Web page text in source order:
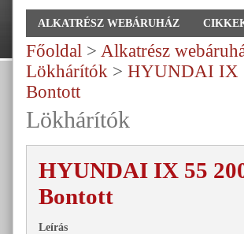
ALKATRÉSZ WEBÁRUHÁZ
Főoldal > Alkatrész
Lökhárítók > HYUNDAI IX
Bontott
Lökhárítók
HYUNDAI IX 55
Bontott
Leírás